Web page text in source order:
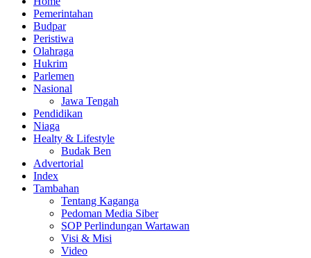
Pemerintahan
Budpar
Peristiwa
Olahraga
Hukrim
Parlemen
Nasional
Jawa Tengah
Pendidikan
Niaga
Healty & Lifestyle
Budak Ben
Advertorial
Index
Tambahan
Tentang Kaganga
Pedoman Media Siber
SOP Perlindungan Wartawan
Visi & Misi
Video